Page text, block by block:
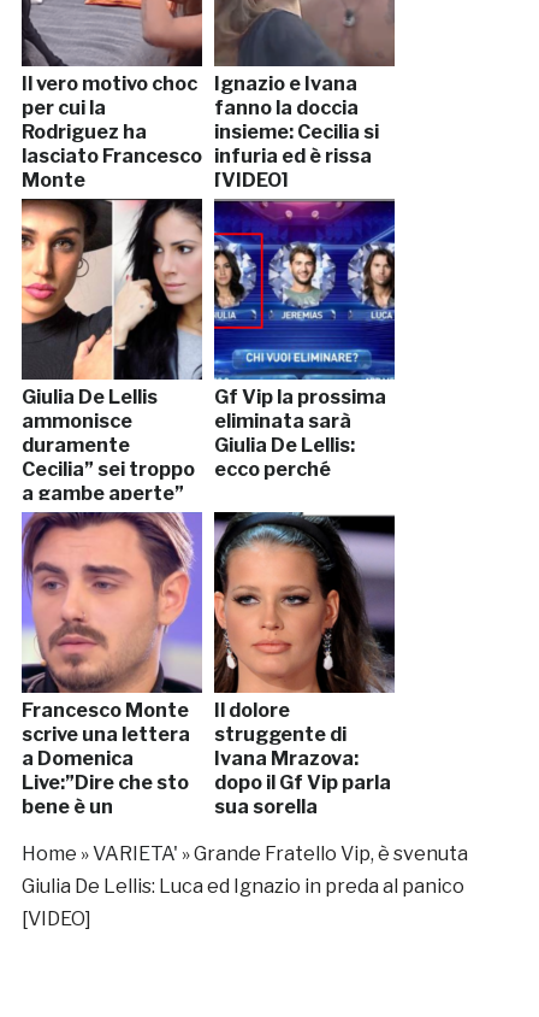
Il vero motivo choc
per cui la
Rodriguez ha
lasciato Francesco
Monte
Ignazio e Ivana
fanno la doccia
insieme: Cecilia si
infuria ed è rissa
[VIDEO]
Giulia De Lellis
ammonisce
duramente
Cecilia” sei troppo
a gambe aperte”
Gf Vip la prossima
eliminata sarà
Giulia De Lellis:
ecco perché
Francesco Monte
scrive una lettera
a Domenica
Live:”Dire che sto
bene è un
Il dolore
struggente di
Ivana Mrazova:
dopo il Gf Vip parla
sua sorella
Home »VARIETA' »Grande Fratello Vip, è svenuta
Giulia De Lellis: Luca ed Ignazio in preda al panico
[VIDEO]